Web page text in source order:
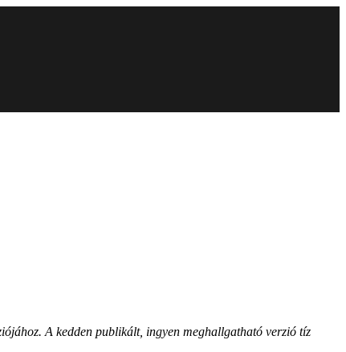
A kedden publikált, ingyen meghallgatható verzió tíz